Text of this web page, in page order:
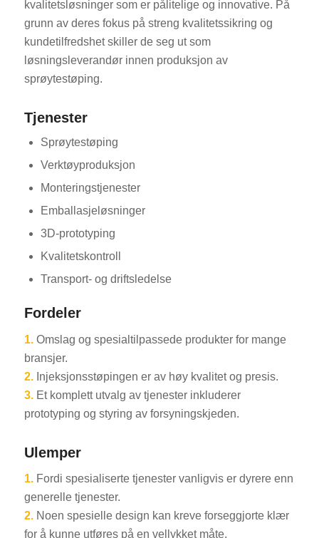
kvalitetsløsninger som er pålitelige og innovative. På
grunn av deres fokus på streng kvalitetssikring og
kundetilfredshet skiller de seg ut som
løsningsleverandør innen produksjon av
sprøytestøping.
Tjenester
Sprøytestøping
Verktøyproduksjon
Monteringstjenester
Emballasjeløsninger
3D-prototyping
Kvalitetskontroll
Transport- og driftsledelse
Fordeler
1. Omslag og spesialtilpassede produkter for mange
bransjer.
2. Injeksjonsstøpingen er av høy kvalitet og presis.
3. Et komplett utvalg av tjenester inkluderer
prototyping og styring av forsyningskjeden.
Ulemper
1. Fordi spesialiserte tjenester vanligvis er dyrere enn
generelle tjenester.
2. Noen spesielle design kan kreve forseggjorte klær
for å kunne utføres på en vellykket måte.